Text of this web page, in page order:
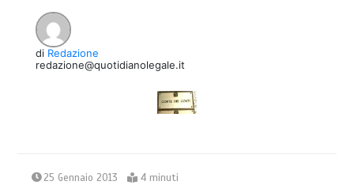
di Redazione
redazione@quotidianolegale.it
25 Gennaio 2013 4 minuti